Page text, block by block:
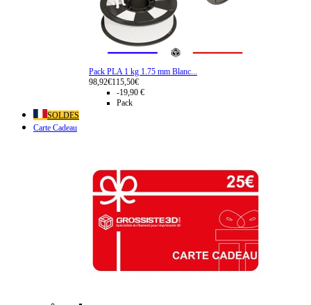
Pack PLA 1 kg 1.75 mm Blanc...
98,92€115,50€
-19,90 €
Pack
SOLDES
Carte Cadeau